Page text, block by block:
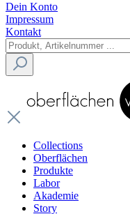
Dein Konto
Impressum
Kontakt
Collections
Oberflächen
Produkte
Labor
Akademie
Story